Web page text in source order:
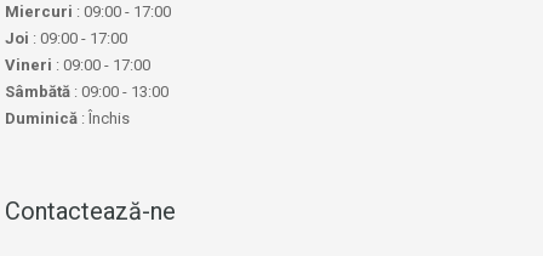
Miercuri : 09:00 - 17:00
Joi : 09:00 - 17:00
Vineri : 09:00 - 17:00
Sâmbătă : 09:00 - 13:00
Duminică : Închis
Contactează-ne